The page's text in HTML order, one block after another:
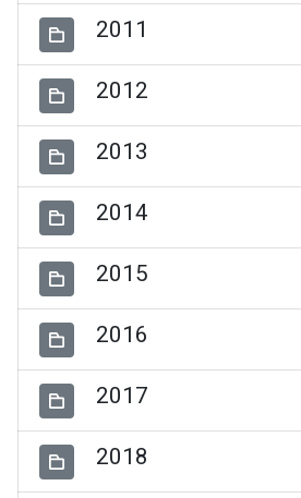
2011
2012
2013
2014
2015
2016
2017
2018